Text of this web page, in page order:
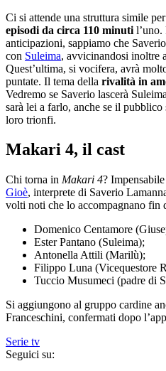
Ci si attende una struttura simile
episodi da circa 110 minuti l’uno.
anticipazioni, sappiamo che
con Suleima, avvicinandosi inoltre
Quest’ultima, si vocifera, avrà
puntate. Il tema della rivalità in
Vedremo se Saverio lascerà
sarà lei a farlo, anche se il pubblico
loro trionfi.
Makari 4, il cast
Chi torna in Makari 4?
Gioè, interprete di Saverio
volti noti che lo accompagnano fin
Domenico Centamore
Ester Pantano (Suleima);
Antonella Attili (Marilù);
Filippo Luna (Vicequestore
Tuccio Musumeci (padre di
Si aggiungono al gruppo cardine
Franceschini, confermati dopo
Serie tv
Seguici su: